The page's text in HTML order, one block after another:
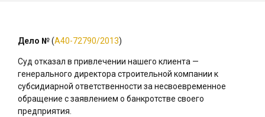
Дело №(А40-72790/2013)
Суд отказал в привлечении нашего клиента —
генерального директора строительной компании к
субсидиарной ответственности за несвоевременное
обращение с заявлением о банкротстве своего
предприятия.